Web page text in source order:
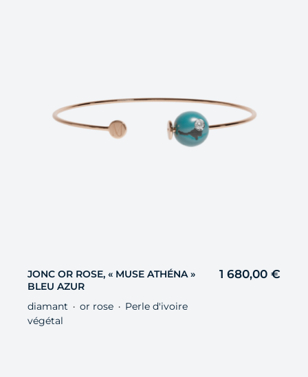
JONC OR ROSE, « MUSE ATHÉNA »
BLEU AZUR
1 680,00 €
diamant ・ or rose ・ Perle d'ivoire
végétal